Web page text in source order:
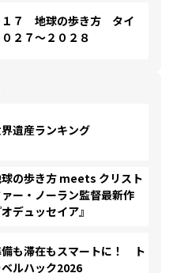
１７ 地球の歩き方 タイ
０２７～２０２８
遺産ランキング
の歩き方 meets クリスト
ー・ノーラン監督最新作
オデュッセイア』
も滞在もスマートに！ ト
ルハック2026